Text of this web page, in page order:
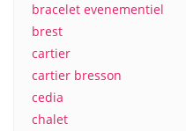
bracelet evenementiel
brest
cartier
cartier bresson
cedia
chalet